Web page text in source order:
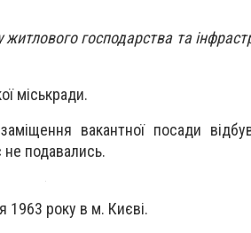
господарства та
міськради.
вакантної посади
не подавались.
1963 року в м. Києві.